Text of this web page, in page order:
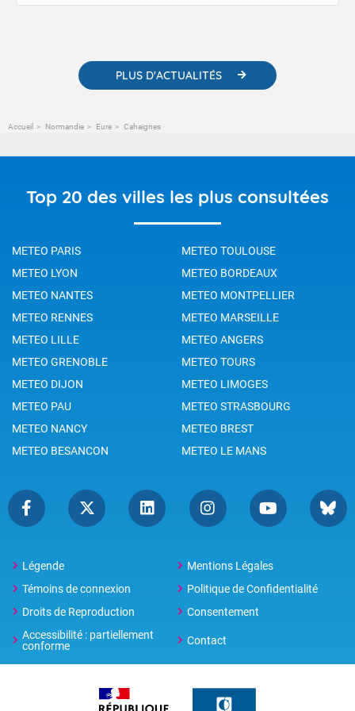
publications. Vous y trouverez également des liens utiles vers nos
PLUS D'ACTUALITÉS
Accueil Normandie Eure Cahaignes
Top 20 des villes les plus consultées
METEO PARIS
METEO TOULOUSE
METEO LYON
METEO BORDEAUX
METEO NANTES
METEO MONTPELLIER
METEO RENNES
METEO MARSEILLE
METEO LILLE
METEO ANGERS
METEO GRENOBLE
METEO TOURS
METEO DIJON
METEO LIMOGES
METEO PAU
METEO STRASBOURG
METEO NANCY
METEO BREST
METEO BESANCON
METEO LE MANS
Légende
Mentions Légales
Témoins de connexion
Politique de Confidentialité
Droits de Reproduction
Consentement
Accessibilité : partiellement
conforme
Contact